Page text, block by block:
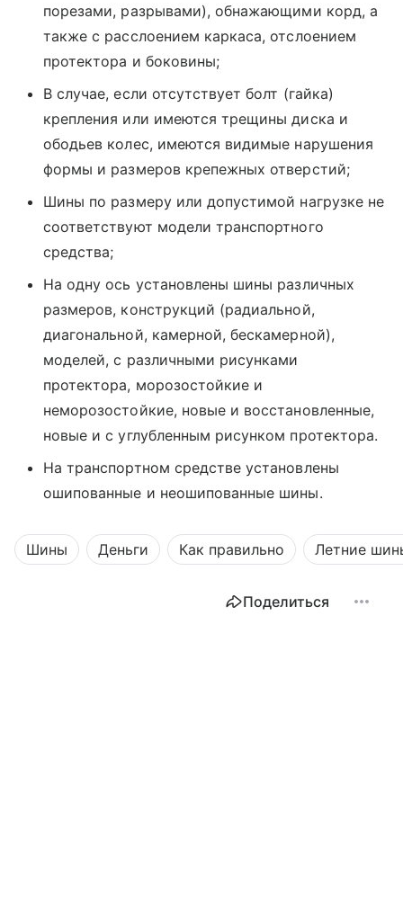
порезами, разрывами), обнажающими корд, а
также с расслоением каркаса, отслоением
протектора и боковины;
В случае, если отсутствует болт (гайка)
крепления или имеются трещины диска и
ободьев колес, имеются видимые нарушения
формы и размеров крепежных отверстий;
Шины по размеру или допустимой нагрузке не
соответствуют модели транспортного
средства;
На одну ось установлены шины различных
размеров, конструкций (радиальной,
диагональной, камерной, бескамерной),
моделей, с различными рисунками
протектора, морозостойкие и
неморозостойкие, новые и восстановленные,
новые и с углубленным рисунком протектора.
На транспортном средстве установлены
ошипованные и неошипованные шины.
Шины Деньги Как правильно Летние
Поделиться